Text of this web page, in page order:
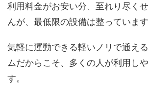
利用料金がお安い分、至れり尽く
んが、最低限の設備は整っています
気軽に運動できる軽いノリで通え
ムだからこそ、多くの人が利用し
す。